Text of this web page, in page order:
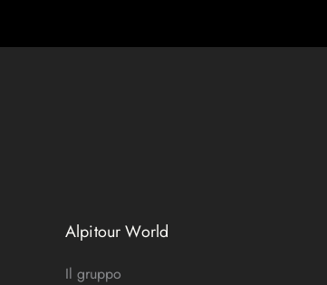
Alpitour World
Il gruppo